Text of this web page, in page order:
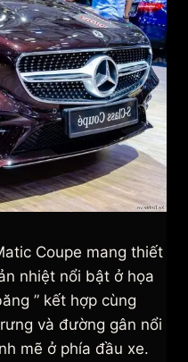
Coupe mang thiết
nhiệt nổi bật ở họa
” kết hợp cùng
và đường gân nổi
mẽ ở phía đầu xe.